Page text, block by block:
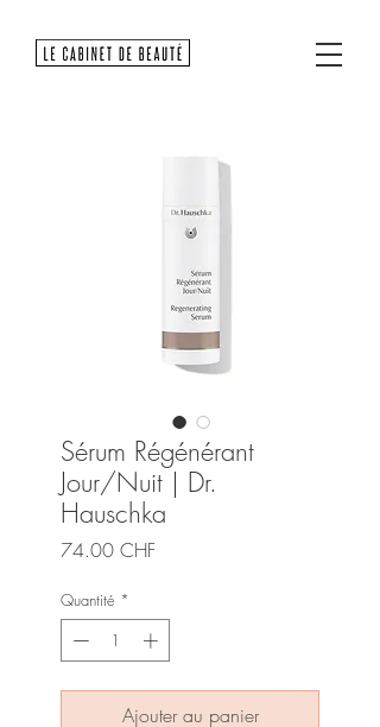
Sérum Régénérant
Jour/Nuit | Dr.
Hauschka
74.00 CHF
Quantité *
Ajouter au panier